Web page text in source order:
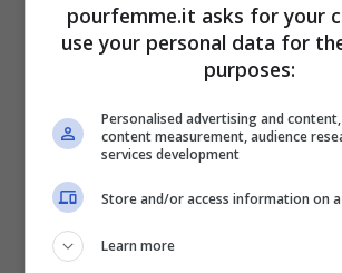
pourfemme.it asks for your
use your personal data for
purposes:
Personalised advertising and
content measurement, audience
services development
Store and/or access information on
Learn more